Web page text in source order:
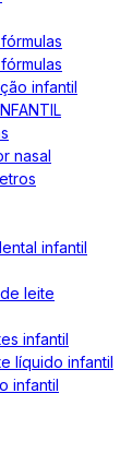
infantil
nasal
infantil
leite
infantil
líquido infantil
infantil